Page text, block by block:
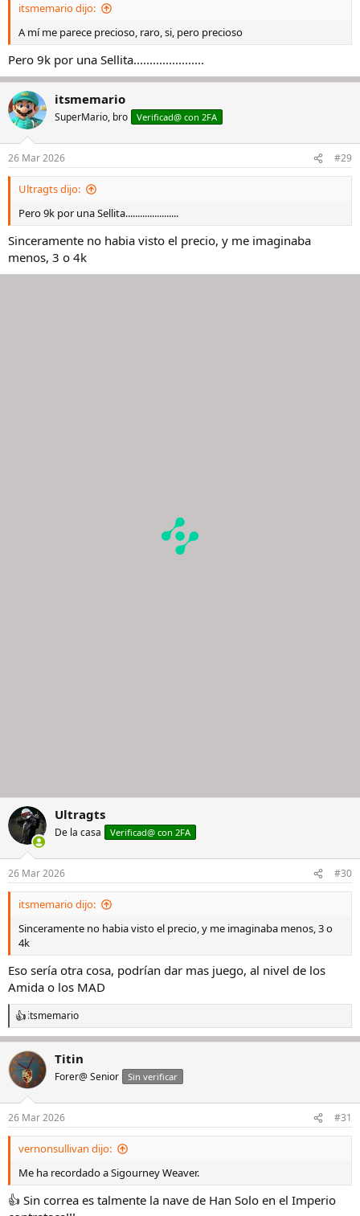
itsmemario dijo:
A mí me parece precioso, raro, si, pero precioso
Pero 9k por una Sellita......................
itsmemario
SuperMario, bro Verificad@ con 2FA
26 Mar 2026 #29
Ultragts dijo:
Pero 9k por una Sellita......................
Sinceramente no habia visto el precio, y me imaginaba
menos, 3 o 4k
Ultragts
De la casa Verificad@ con 2FA
26 Mar 2026 #30
itsmemario dijo:
Sinceramente no habia visto el precio, y me imaginaba menos, 3 o
4k
Eso sería otra cosa, podrían dar mas juego, al nivel de los
Amida o los MAD
R
e
a
c
c
i
e
s
itsmemario
Titin
Forer@ Senior Sin verificar
26 Mar 2026 #31
vernonsullivan dijo:
Me ha recordado a Sigourney Weaver.
👍 Sin correa es talmente la nave de Han Solo en el Imperio